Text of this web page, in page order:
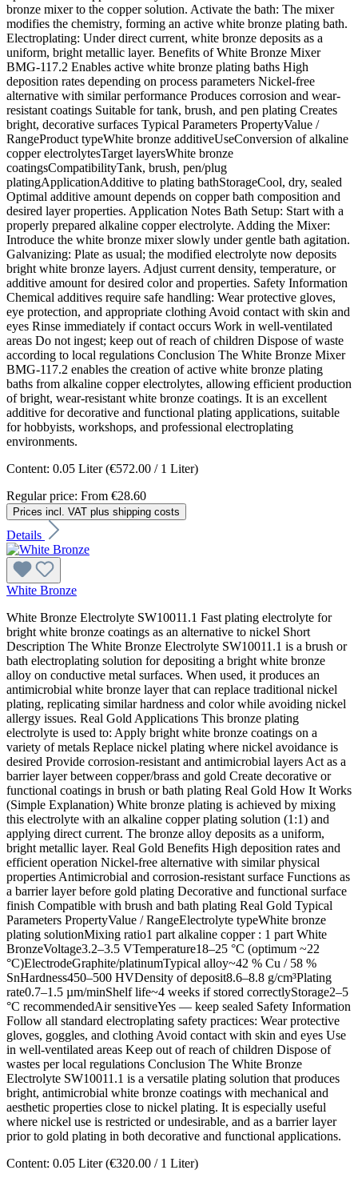
bronze mixer to the copper solution. Activate the bath: The mixer
modifies the chemistry, forming an active white bronze plating bath.
Electroplating: Under direct current, white bronze deposits as a
uniform, bright metallic layer. Benefits of White Bronze Mixer
BMG-117.2 Enables active white bronze plating baths High
deposition rates depending on process parameters Nickel-free
alternative with similar performance Produces corrosion and wear-
resistant coatings Suitable for tank, brush, and pen plating Creates
bright, decorative surfaces Typical Parameters PropertyValue /
RangeProduct typeWhite bronze additiveUseConversion of alkaline
copper electrolytesTarget layersWhite bronze
coatingsCompatibilityTank, brush, pen/plug
platingApplicationAdditive to plating bathStorageCool, dry, sealed
Optimal additive amount depends on copper bath composition and
desired layer properties. Application Notes Bath Setup: Start with a
properly prepared alkaline copper electrolyte. Adding the Mixer:
Introduce the white bronze mixer slowly under gentle bath agitation.
Galvanizing: Plate as usual; the modified electrolyte now deposits
bright white bronze layers. Adjust current density, temperature, or
additive amount for desired color and properties. Safety Information
Chemical additives require safe handling: Wear protective gloves,
eye protection, and appropriate clothing Avoid contact with skin and
eyes Rinse immediately if contact occurs Work in well-ventilated
areas Do not ingest; keep out of reach of children Dispose of waste
according to local regulations Conclusion The White Bronze Mixer
BMG-117.2 enables the creation of active white bronze plating
baths from alkaline copper electrolytes, allowing efficient production
of bright, wear-resistant white bronze coatings. It is an excellent
additive for decorative and functional plating applications, suitable
for hobbyists, workshops, and professional electroplating
environments.
Content: 0.05 Liter(€572.00 / 1 Liter)
Regular price: From €28.60
Prices incl. VAT plus shipping costs
Details
White Bronze
White Bronze Electrolyte SW10011.1 Fast plating electrolyte for
bright white bronze coatings as an alternative to nickel Short
Description The White Bronze Electrolyte SW10011.1 is a brush or
bath electroplating solution for depositing a bright white bronze
alloy on conductive metal surfaces. When used, it produces an
antimicrobial white bronze layer that can replace traditional nickel
plating, replicating similar hardness and color while avoiding nickel
allergy issues. Real Gold Applications This bronze plating
electrolyte is used to: Apply bright white bronze coatings on a
variety of metals Replace nickel plating where nickel avoidance is
desired Provide corrosion-resistant and antimicrobial layers Act as a
barrier layer between copper/brass and gold Create decorative or
functional coatings in brush or bath plating Real Gold How It Works
(Simple Explanation) White bronze plating is achieved by mixing
this electrolyte with an alkaline copper plating solution (1:1) and
applying direct current. The bronze alloy deposits as a uniform,
bright metallic layer. Real Gold Benefits High deposition rates and
efficient operation Nickel-free alternative with similar physical
properties Antimicrobial and corrosion-resistant surface Functions as
a barrier layer before gold plating Decorative and functional surface
finish Compatible with brush and bath plating Real Gold Typical
Parameters PropertyValue / RangeElectrolyte typeWhite bronze
plating solutionMixing ratio1 part alkaline copper : 1 part White
BronzeVoltage3.2–3.5 VTemperature18–25 °C (optimum ~22
°C)ElectrodeGraphite/platinumTypical alloy~42 % Cu / 58 %
SnHardness450–500 HVDensity of deposit8.6–8.8 g/cm³Plating
rate0.7–1.5 µm/minShelf life~4 weeks if stored correctlyStorage2–5
°C recommendedAir sensitiveYes — keep sealed Safety Information
Follow all standard electroplating safety practices: Wear protective
gloves, goggles, and clothing Avoid contact with skin and eyes Use
in well-ventilated areas Keep out of reach of children Dispose of
wastes per local regulations Conclusion The White Bronze
Electrolyte SW10011.1 is a versatile plating solution that produces
bright, antimicrobial white bronze coatings with mechanical and
aesthetic properties close to nickel plating. It is especially useful
where nickel use is restricted or undesirable, and as a barrier layer
prior to gold plating in both decorative and functional applications.
Content: 0.05 Liter(€320.00 / 1 Liter)